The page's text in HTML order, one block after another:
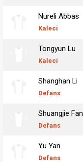
Nureli Abbas
Kaleci
Tongyun Lu
Kaleci
Shanghan Li
Defans
Shuangjie Fan
Defans
Yu Yan
Defans